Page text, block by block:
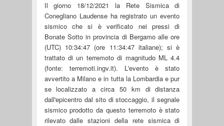
Il giorno 18/12/2021 la Rete Sismica di
Conegliano Laudense ha registrato un evento
sismico che si è verificato nei pressi di
Bonate Sotto in provincia di Bergamo alle ore
(UTC) 10:34:47 (ore 11:34:47 italiane); si è
trattato di un terremoto di magnitudo ML 4.4
(fonte: terremoti.ingv.it). L'evento è stato
avvertito a Milano e in tutta la Lombardia e pur
se localizzato a circa 50 km di distanza
dall'epicentro dal sito di stoccaggio, il segnale
sismico prodotto da questo terremoto è stato
rilevato dalle stazioni della rete sismica di